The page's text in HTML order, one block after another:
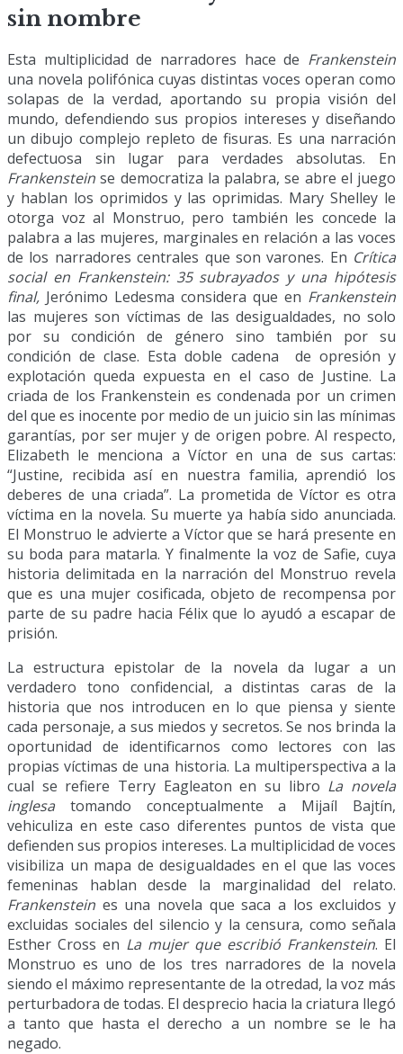
sin nombre
Esta multiplicidad de narradores hace de Frankenstein
una novela polifónica cuyas distintas voces operan como
solapas de la verdad, aportando su propia visión del
mundo, defendiendo sus propios intereses y diseñando
un dibujo complejo repleto de fisuras. Es una narración
defectuosa sin lugar para verdades absolutas. En
Frankenstein se democratiza la palabra, se abre el juego
y hablan los oprimidos y las oprimidas. Mary Shelley le
otorga voz al Monstruo, pero también les concede la
palabra a las mujeres, marginales en relación a las voces
de los narradores centrales que son varones. En Crítica
social en Frankenstein: 35 subrayados y una hipótesis
final, Jerónimo Ledesma considera que en Frankenstein
las mujeres son víctimas de las desigualdades, no solo
por su condición de género sino también por su
condición de clase. Esta doble cadena de opresión y
explotación queda expuesta en el caso de Justine. La
criada de los Frankenstein es condenada por un crimen
del que es inocente por medio de un juicio sin las mínimas
garantías, por ser mujer y de origen pobre. Al respecto,
Elizabeth le menciona a Víctor en una de sus cartas:
“Justine, recibida así en nuestra familia, aprendió los
deberes de una criada”. La prometida de Víctor es otra
víctima en la novela. Su muerte ya había sido anunciada.
El Monstruo le advierte a Víctor que se hará presente en
su boda para matarla. Y finalmente la voz de Safie, cuya
historia delimitada en la narración del Monstruo revela
que es una mujer cosificada, objeto de recompensa por
parte de su padre hacia Félix que lo ayudó a escapar de
prisión.
La estructura epistolar de la novela da lugar a un
verdadero tono confidencial, a distintas caras de la
historia que nos introducen en lo que piensa y siente
cada personaje, a sus miedos y secretos. Se nos brinda la
oportunidad de identificarnos como lectores con las
propias víctimas de una historia. La multiperspectiva a la
cual se refiere Terry Eagleaton en su libro La novela
inglesa tomando conceptualmente a Mijaíl Bajtín,
vehiculiza en este caso diferentes puntos de vista que
defienden sus propios intereses. La multiplicidad de voces
visibiliza un mapa de desigualdades en el que las voces
femeninas hablan desde la marginalidad del relato.
Frankenstein es una novela que saca a los excluidos y
excluidas sociales del silencio y la censura, como señala
Esther Cross en La mujer que escribió Frankenstein. El
Monstruo es uno de los tres narradores de la novela
siendo el máximo representante de la otredad, la voz más
perturbadora de todas. El desprecio hacia la criatura llegó
a tanto que hasta el derecho a un nombre se le ha
negado.